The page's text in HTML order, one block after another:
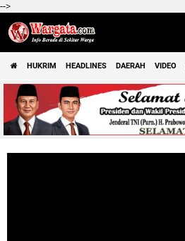
-->
HUKRIM HEADLINES DAERAH VIDEO